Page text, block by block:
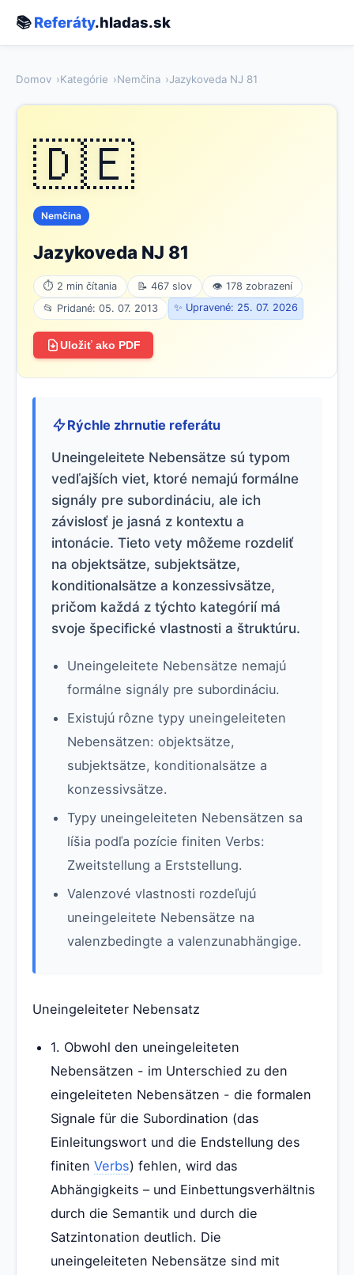
📚Referáty.hladas.sk
Domov Kategórie Nemčina Jazykoveda NJ 81
🇩🇪
Nemčina
Jazykoveda NJ 81
⏱ 2 min čítania 📝 467 slov
👁 178 zobrazení
📂 Pridané: 05. 07. 2013
✨ Upravené: 25. 07. 2026
Uložiť ako PDF
Rýchle zhrnutie referátu
Uneingeleitete Nebensätze sú typom
vedľajších viet, ktoré nemajú formálne
signály pre subordináciu, ale ich
závislosť je jasná z kontextu a
intonácie. Tieto vety môžeme rozdeliť
na objektsätze, subjektsätze,
konditionalsätze a konzessivsätze,
pričom každá z týchto kategórií má
svoje špecifické vlastnosti a štruktúru.
Uneingeleitete Nebensätze nemajú
formálne signály pre subordináciu.
Existujú rôzne typy uneingeleiteten
Nebensätzen: objektsätze,
subjektsätze, konditionalsätze a
konzessivsätze.
Typy uneingeleiteten Nebensätzen sa
líšia podľa pozície finiten Verbs:
Zweitstellung a Erststellung.
Valenzové vlastnosti rozdeľujú
uneingeleitete Nebensätze na
valenzbedingte a valenzunabhängige.
Uneingeleiteter Nebensatz
1. Obwohl den uneingeleiteten
Nebensätzen - im Unterschied zu den
eingeleiteten Nebensätzen - die formalen
Signale für die Subordination (das
Einleitungswort und die Endstellung des
finiten Verbs) fehlen, wird das
Abhängigkeits – und Einbettungsverhältnis
durch die Semantik und durch die
Satzintonation deutlich. Die
uneingeleiteten Nebensätze sind mit